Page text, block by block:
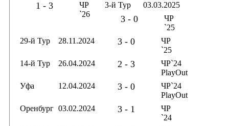
1 - 3
ЧР
`26
3-й Тур 03.03.2025
3 - 0
ЧР
`25
29-й Тур
28.11.2024 3 - 0
ЧР
`25
14-й Тур
26.04.2024 2 - 3
ЧР`24
PlayOut
Уфа
12.04.2024 3 - 0
ЧР`24
PlayOut
Оренбург 03.02.2024 3 - 1
ЧР
`24